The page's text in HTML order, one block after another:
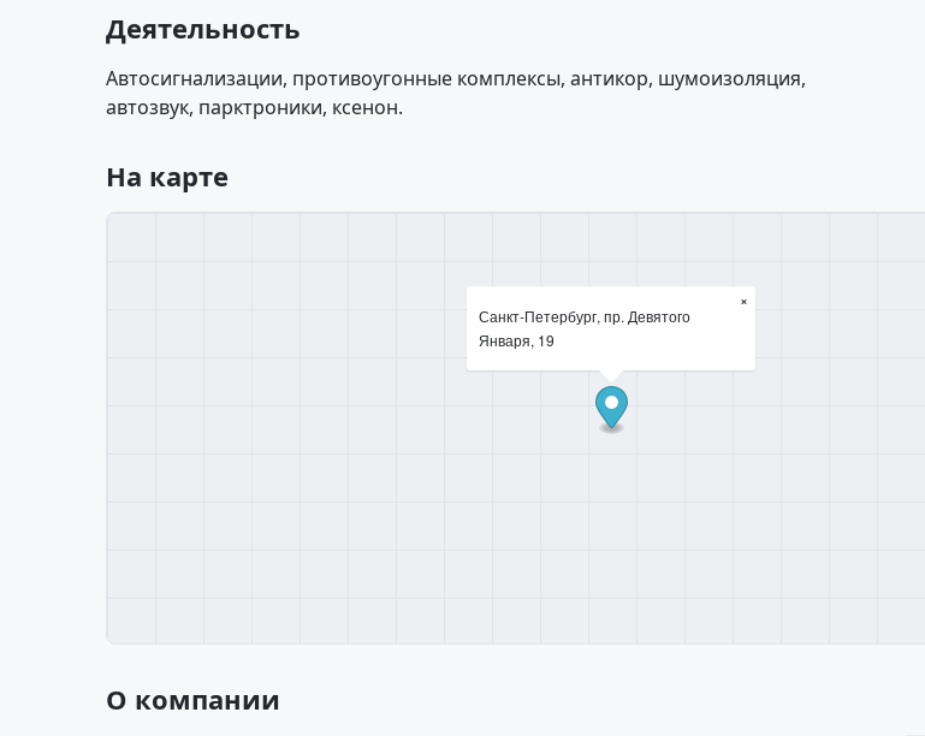
Деятельность
Автосигнализации, противоугонные комплексы, антикор, шумоизоляция,
автозвук, парктроники, ксенон.
На карте
Санкт-Петербург, пр. Девятого
Января, 19
×
О компании